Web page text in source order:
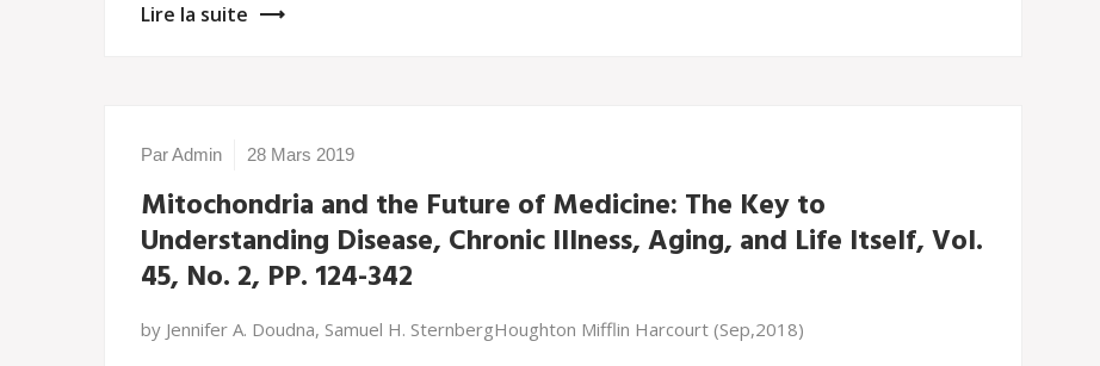
Lire la suite
Par Admin 28 Mars 2019
Mitochondria and the Future of Medicine: The Key to
Understanding Disease, Chronic Illness, Aging, and Life Itself, Vol.
45, No. 2, PP. 124-342
by Jennifer A. Doudna, Samuel H. SternbergHoughton Mifflin Harcourt (Sep,2018)